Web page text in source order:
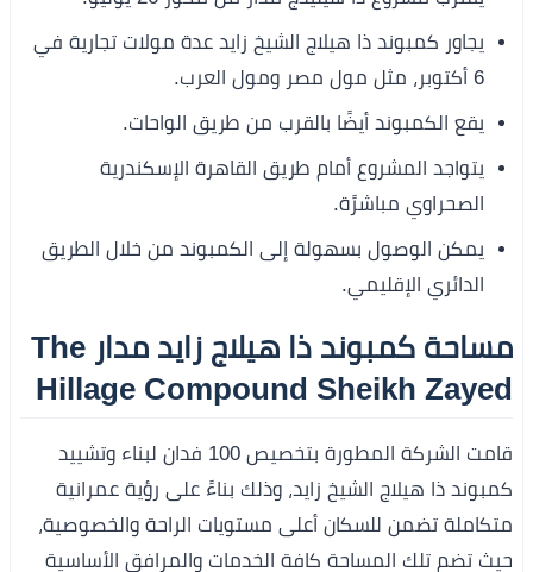
يجاور كمبوند ذا هيلاج الشيخ زايد عدة مولات تجارية في
6 أكتوبر، مثل مول مصر ومول العرب.
يقع الكمبوند أيضًا بالقرب من طريق الواحات.
يتواجد المشروع أمام طريق القاهرة الإسكندرية
الصحراوي مباشرًة.
يمكن الوصول بسهولة إلى الكمبوند من خلال الطريق
الدائري الإقليمي.
مساحة كمبوند ذا هيلاج زايد مدار The
Hillage Compound Sheikh Zayed
قامت الشركة المطورة بتخصيص 100 فدان لبناء وتشييد
كمبوند ذا هيلاج الشيخ زايد، وذلك بناءً على رؤية عمرانية
متكاملة تضمن للسكان أعلى مستويات الراحة والخصوصية،
حيث تضم تلك المساحة كافة الخدمات والمرافق الأساسية